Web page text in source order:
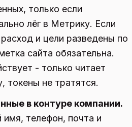
только если
лёг в Метрику. Если
и цели разведены по
сайта обязательна.
- только читает
токены не тратятся.
в контуре компании.
телефон, почта и